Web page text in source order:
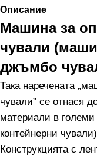
Описание
Машина за
чували
джъмбо
Така наречената
чували” се отнася
материали в
контейнерни
Конструкцията с